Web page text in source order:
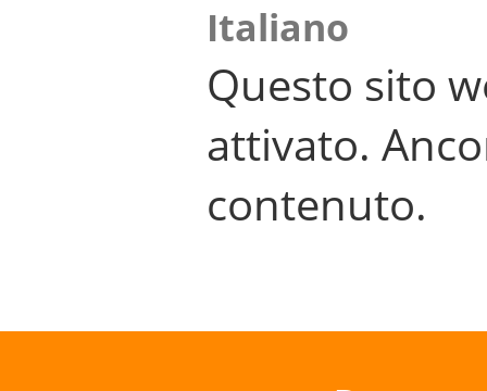
Italiano
Questo sito
attivato.
contenuto.